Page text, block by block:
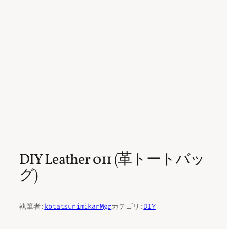
DIY Leather 011 (革トートバッ
グ)
執筆者: kotatsunimikanMgrカテゴリ:DIY